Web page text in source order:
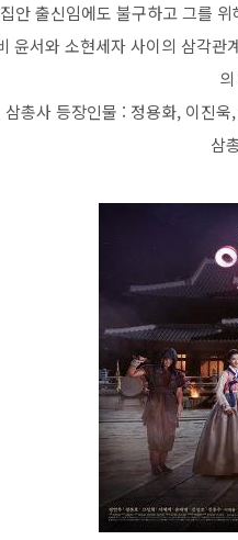
안 출신임에도 불구하고 그를
윤서와 소현세자 사이의 삼각
삼총사 등장인물 : 정용화, 이진
삼